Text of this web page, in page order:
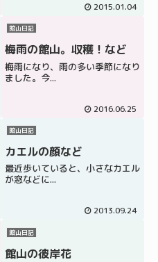
2015.01.04
館山日記
梅雨の館山。収穫！など
梅雨になり、雨の多い季節になり
ました。今...
2016.06.25
館山日記
カエルの顔など
最近歩いていると、小さなカエル
が窓などに...
2013.09.24
館山日記
館山の彼岸花